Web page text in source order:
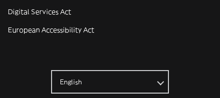
Digital Services Act
European Accessibility Act